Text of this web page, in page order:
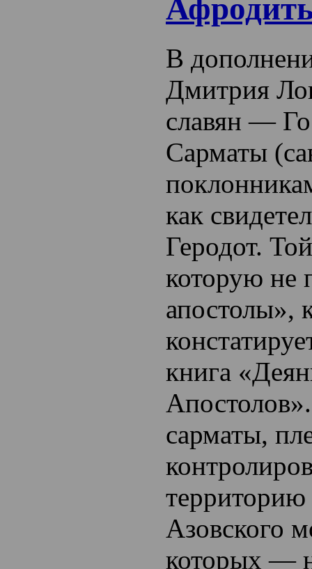
В
Дмитрия
славян —
Сарматы
как
Геродот.
которую не
апостолы»,
книга
сарматы,
Азовского
которых —